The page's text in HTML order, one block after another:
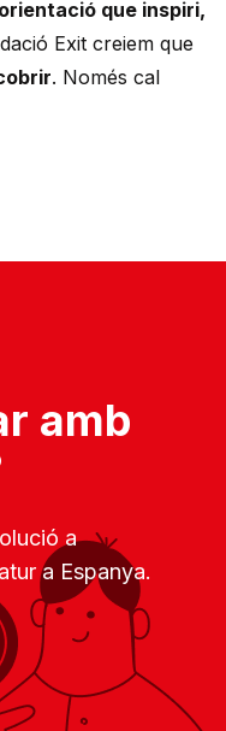
orientació que inspiri,
Exit creiem que
. Només cal
amb
a
a Espanya.